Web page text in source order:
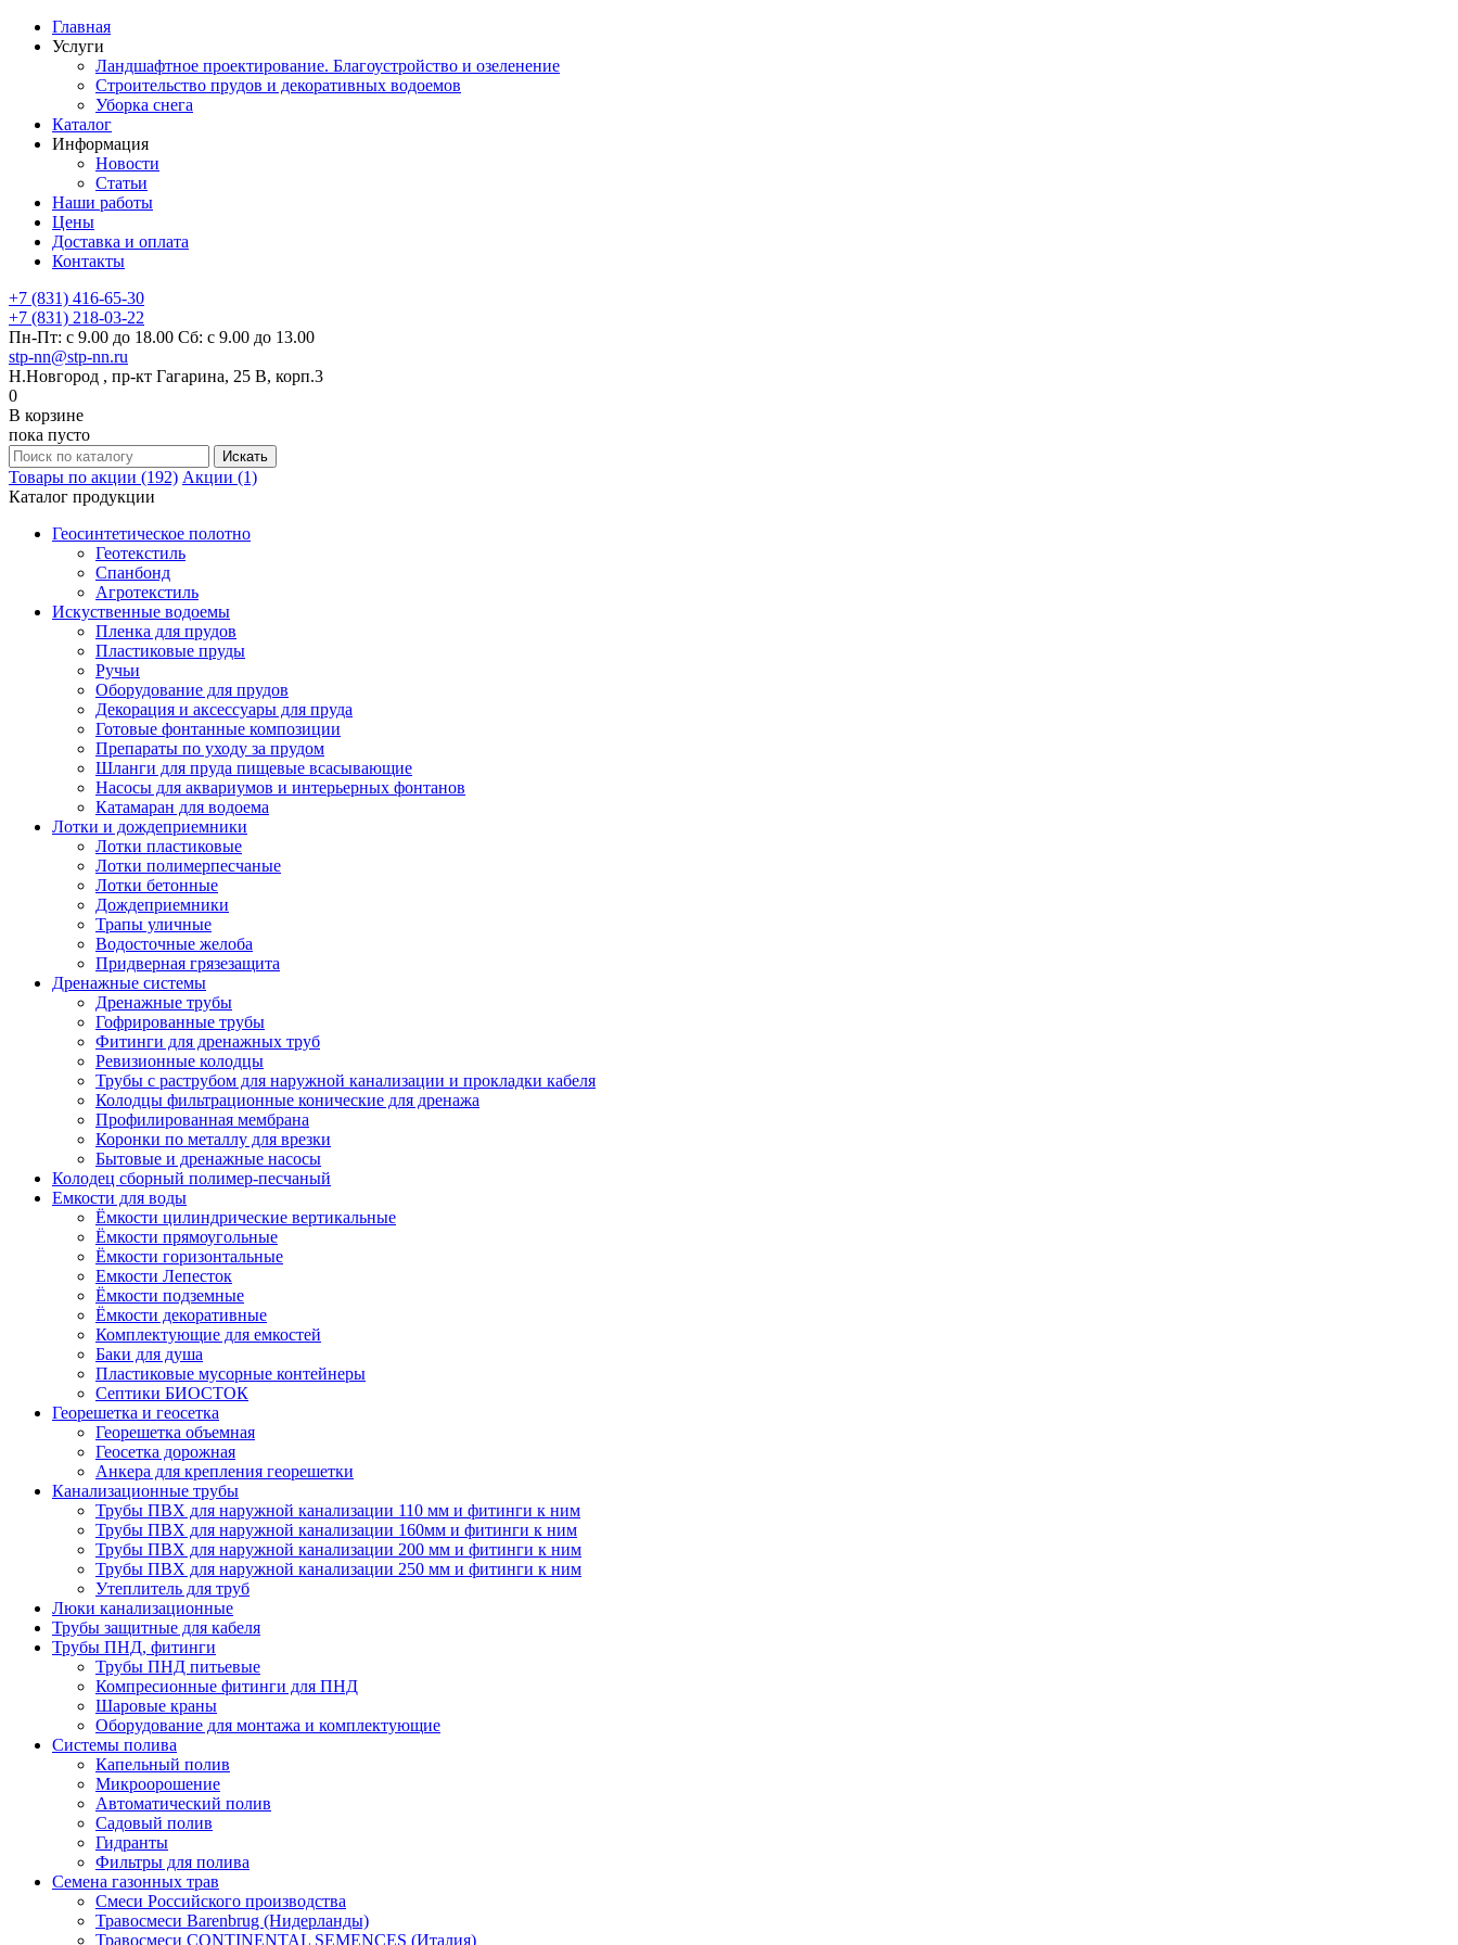
Главная
Услуги
Ландшафтное проектирование. Благоустройство и озеленение
Строительство прудов и декоративных водоемов
Уборка снега
Каталог
Информация
Новости
Статьи
Наши работы
Цены
Доставка и оплата
Контакты
+7 (831) 416-65-30
+7 (831) 218-03-22
Пн-Пт: с 9.00 до 18.00 Сб: с 9.00 до 13.00
stp-nn@stp-nn.ru
Н.Новгород , пр-кт Гагарина, 25 В, корп.3
0
В корзине
пока пусто
Товары по акции (192) Акции (1)
Каталог продукции
Геосинтетическое полотно
Геотекстиль
Спанбонд
Агротекстиль
Искуственные водоемы
Пленка для прудов
Пластиковые пруды
Ручьи
Оборудование для прудов
Декорация и аксессуары для пруда
Готовые фонтанные композиции
Препараты по уходу за прудом
Шланги для пруда пищевые всасывающие
Насосы для аквариумов и интерьерных фонтанов
Катамаран для водоема
Лотки и дождеприемники
Лотки пластиковые
Лотки полимерпесчаные
Лотки бетонные
Дождеприемники
Трапы уличные
Водосточные желоба
Придверная грязезащита
Дренажные системы
Дренажные трубы
Гофрированные трубы
Фитинги для дренажных труб
Ревизионные колодцы
Трубы с раструбом для наружной канализации и прокладки кабеля
Колодцы фильтрационные конические для дренажа
Профилированная мембрана
Коронки по металлу для врезки
Бытовые и дренажные насосы
Колодец сборный полимер-песчаный
Емкости для воды
Ёмкости цилиндрические вертикальные
Ёмкости прямоугольные
Ёмкости горизонтальные
Емкости Лепесток
Ёмкости подземные
Ёмкости декоративные
Комплектующие для емкостей
Баки для душа
Пластиковые мусорные контейнеры
Септики БИОСТОК
Георешетка и геосетка
Георешетка объемная
Геосетка дорожная
Анкера для крепления георешетки
Канализационные трубы
Трубы ПВХ для наружной канализации 110 мм и фитинги к ним
Трубы ПВХ для наружной канализации 160мм и фитинги к ним
Трубы ПВХ для наружной канализации 200 мм и фитинги к ним
Трубы ПВХ для наружной канализации 250 мм и фитинги к ним
Утеплитель для труб
Люки канализационные
Трубы защитные для кабеля
Трубы ПНД, фитинги
Трубы ПНД питьевые
Компресионные фитинги для ПНД
Шаровые краны
Оборудование для монтажа и комплектующие
Системы полива
Капельный полив
Микроорошение
Автоматический полив
Садовый полив
Гидранты
Фильтры для полива
Семена газонных трав
Смеси Российского производства
Травосмеси Barenbrug (Нидерланды)
Травосмеси CONTINENTAL SEMENCES (Италия)